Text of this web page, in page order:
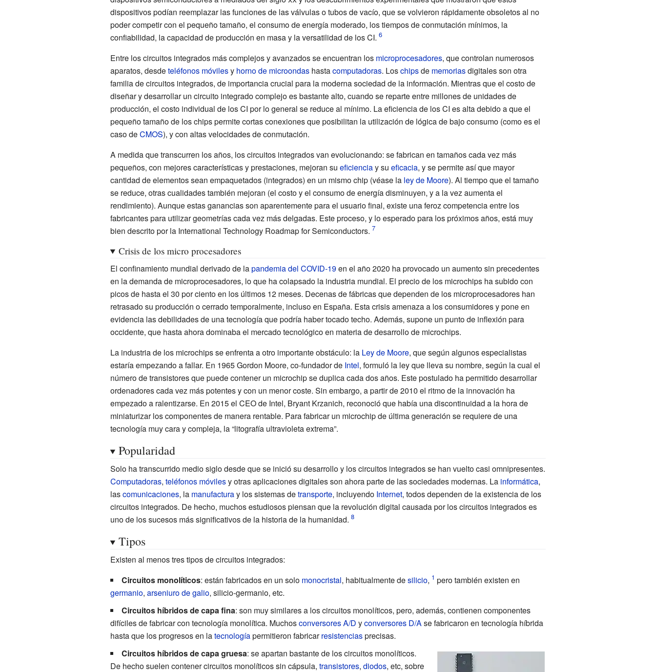
dispositivos podían reemplazar las funciones de las válvulas o tubos de vacío, que se volvieron rápidamente obsoletos al no
poder competir con el pequeño tamaño, el consumo de energía moderado, los tiempos de conmutación mínimos, la
confiabilidad, la capacidad de producción en masa y la versatilidad de los CI.
Entre los circuitos integrados más complejos y avanzados se encuentran los microprocesadores, que controlan numerosos
aparatos, desdeteléfonos móvilesy horno de microondashastacomputadoras. Loschipsde memoriasdigitales son otra
familia de circuitos integrados, de importancia crucial para la moderna sociedad de la información. Mientras que el costo de
diseñar y desarrollar un circuito integrado complejo es bastante alto, cuando se reparte entre millones de unidades de
producción, el costo individual de los CI por lo general se reduce al mínimo. La eficiencia de los CI es alta debido a que el
pequeño tamaño de los chips permite cortas conexiones que posibilitan la utilización de lógica de bajo consumo (como es el
caso deCMOS), y con altas velocidades de conmutación.
A medida que transcurren los años, los circuitos integrados van evolucionando: se fabrican en tamaños cada vez más
pequeños, con mejores características y prestaciones, mejoran su eficienciay su eficacia, y se permite así que mayor
cantidad de elementos sean empaquetados (integrados) en un mismo chip (véase la ley de Moore). Al tiempo que el tamaño
se reduce, otras cualidades también mejoran (el costo y el consumo de energía disminuyen, y a la vez aumenta el
rendimiento). Aunque estas ganancias son aparentemente para el usuario final, existe una feroz competencia entre los
fabricantes para utilizar geometrías cada vez más delgadas. Este proceso, y lo esperado para los próximos años, está muy
bien descrito por la International Technology Roadmap for Semiconductors.
Crisis de los micro procesadores
El confinamiento mundial derivado de lapandemia del COVID-19en el año 2020 ha provocado un aumento sin precedentes
en la demanda de microprocesadores, lo que ha colapsado la industria mundial. El precio de los microchips ha subido con
picos de hasta el 30 por ciento en los últimos 12 meses. Decenas de fábricas que dependen de los microprocesadores han
retrasado su producción o cerrado temporalmente, incluso en España. Esta crisis amenaza a los consumidores y pone en
evidencia las debilidades de una tecnología que podría haber tocado techo. Además, supone un punto de inflexión para
occidente, que hasta ahora dominaba el mercado tecnológico en materia de desarrollo de microchips.
La industria de los microchips se enfrenta a otro importante obstáculo: la Ley de Moore, que según algunos especialistas
estaría empezando a fallar. En 1965 Gordon Moore, co-fundador de Intel, formuló la ley que lleva su nombre, según la cual el
número de transistores que puede contener un microchip se duplica cada dos años. Este postulado ha permitido desarrollar
ordenadores cada vez más potentes y con un menor coste. Sin embargo, a partir de 2010 el ritmo de la innovación ha
empezado a ralentizarse. En 2015 el CEO de Intel, Bryant Krzanich, reconoció que había una discontinuidad a la hora de
miniaturizar los componentes de manera rentable. Para fabricar un microchip de última generación se requiere de una
tecnología muy cara y compleja, la “litografía ultravioleta extrema”.
Popularidad
Solo ha transcurrido medio siglo desde que se inició su desarrollo y los circuitos integrados se han vuelto casi omnipresentes.
Computadoras, teléfonos móvilesy otras aplicaciones digitales son ahora parte de las sociedades modernas. La informática,
lascomunicaciones, la manufacturay los sistemas detransporte, incluyendo Internet, todos dependen de la existencia de los
circuitos integrados. De hecho, muchos estudiosos piensan que la revolución digital causada por los circuitos integrados es
uno de los sucesos más significativos de la historia de la humanidad.
Tipos
Existen al menos tres tipos de circuitos integrados:
Circuitos monolíticos: están fabricados en un solo monocristal, habitualmente desilicio,
pero también existen en
germanio, arseniuro de galio, silicio-germanio, etc.
Circuitos híbridos de capa fina: son muy similares a los circuitos monolíticos, pero, además, contienen componentes
difíciles de fabricar con tecnología monolítica. Muchosconversores A/D yconversores D/A se fabricaron en tecnología híbrida
hasta que los progresos en latecnologíapermitieron fabricarresistenciasprecisas.
Circuitos híbridos de capa gruesa: se apartan bastante de los circuitos monolíticos.
De hecho suelen contener circuitos monolíticos sin cápsula, transistores, diodos, etc, sobre